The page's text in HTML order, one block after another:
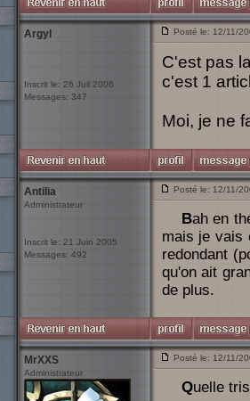
Argyl
Inscrit le: 26 Juil 2006
Messages: 347
Posté le: 12/11/
C'est pas
c'est 1
Moi, je ne
Antilia
Administrateur
Inscrit le: 21 Juin 2005
Messages: 492
Posté le: 12/11/
Bah en théorie une tous les trimestres je présume (enfin c'est pas une news
mais je vais
redondant
qu'on ait
de plus.
MrXXS
Administrateur
Posté le: 12/11/
Quelle